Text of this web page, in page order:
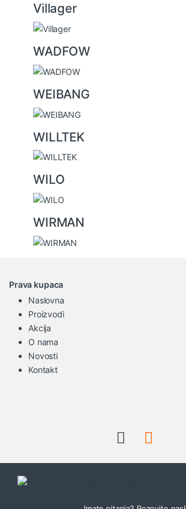
Villager
WADFOW
WEIBANG
WILLTEK
WILO
WIRMAN
Prava kupaca
Naslovna
Proizvodi
Akcija
O nama
Novosti
Kontakt